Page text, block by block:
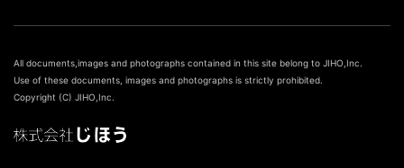
All documents,images and photographs contained in this site belong to JIHO,Inc.
Use of these documents, images and photographs is strictly prohibited.
Copyright (C) JIHO,Inc.